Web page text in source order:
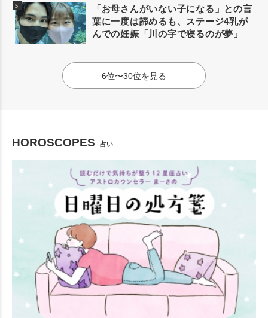
「お母さんがいない子になる」との言
葉に一度は諦めるも、ステージ4乳が
んでの妊娠「川の字で寝るのが夢」
6位〜30位を見る
HOROSCOPES 占い